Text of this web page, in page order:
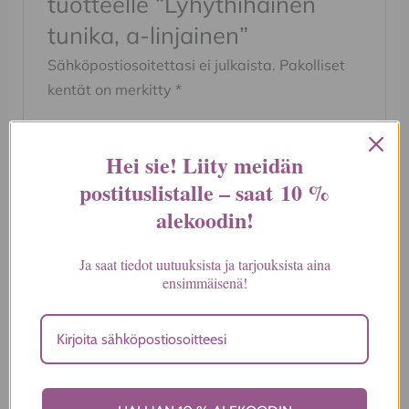
tunika, a-linjainen”
Sähköpostiosoitettasi ei julkaista. Pakolliset
kentät on merkitty *
Arvostelusi*
Arviosi*
Hei sie! Liity meidän
postituslistalle – saat 10 %
alekoodin!
Ja saat tiedot uutuuksista ja tarjouksista aina
ensimmäisenä!